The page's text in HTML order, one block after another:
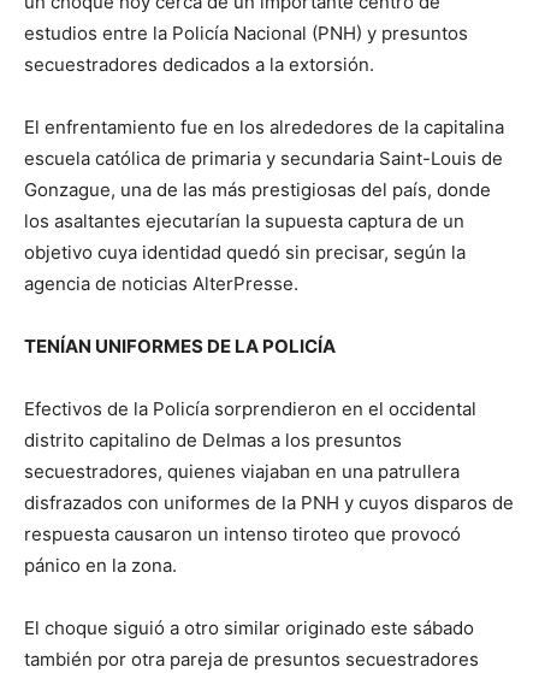
estudios entre la Policía Nacional (PNH) y presuntos
secuestradores dedicados a la extorsión.
El enfrentamiento fue en los alrededores de la capitalina
escuela católica de primaria y secundaria Saint-Louis de
Gonzague, una de las más prestigiosas del país, donde
los asaltantes ejecutarían la supuesta captura de un
objetivo cuya identidad quedó sin precisar, según la
agencia de noticias AlterPresse.
TENÍAN UNIFORMES DE LA POLICÍA
Efectivos de la Policía sorprendieron en el occidental
distrito capitalino de Delmas a los presuntos
secuestradores, quienes viajaban en una patrullera
disfrazados con uniformes de la PNH y cuyos disparos de
respuesta causaron un intenso tiroteo que provocó
pánico en la zona.
El choque siguió a otro similar originado este sábado
también por otra pareja de presuntos secuestradores